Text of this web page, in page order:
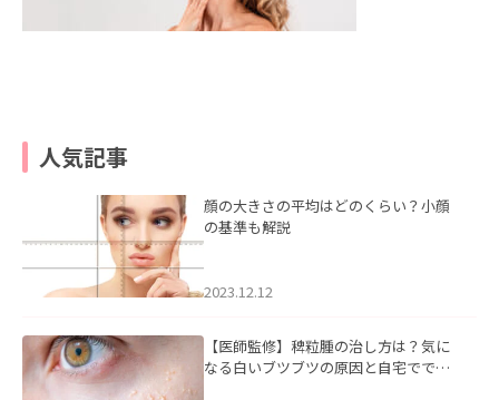
人気記事
顔の大きさの平均はどのくらい？小顔
の基準も解説
2023.12.12
【医師監修】稗粒腫の治し方は？気に
なる白いブツブツの原因と自宅ででき